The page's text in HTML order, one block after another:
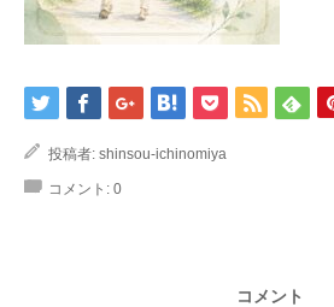
投稿者: shinsou-ichinomiya
コメント: 0
コメント